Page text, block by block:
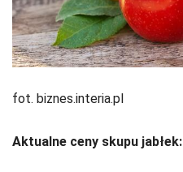
fot. biznes.interia.pl
Aktualne ceny skupu jabłek: